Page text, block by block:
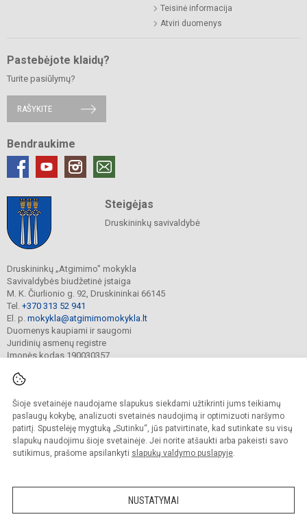
Šioje svetainėje naudojame slapukus siekdami užtikrinti jums teikiamų
paslaugų kokybę, analizuoti svetainės naudojimą ir optimizuoti naršymo
patirtį. Spustelėję mygtuką „Sutinku“, jūs patvirtinate, kad sutinkate su visų
slapukų naudojimu šioje svetainėje. Jei norite atšaukti arba pakeisti savo
sutikimus, prašome apsilankyti slapukų valdymo puslapyje.
NUSTATYMAI
Teisinė informacija
Atviri duomenys
Pastebėjote klaidų?
Turite pasiūlymų?
RAŠYKITE
Bendraukime
Steigėjas
Druskininkų savivaldybė
Druskininkų „Atgimimo" mokykla
Savivaldybės biudžetinė įstaiga
M. K. Čiurlionio g. 92, Druskininkai 66145
Tel. +370 313 52 941
El. p. mokykla@atgimimomokykla.lt
Duomenys kaupiami ir saugomi
Juridinių asmenų registre
Įmonės kodas 190030357
© 2026. Druskininkų Atgimimo mokykla. Visos teisės saugomos.
Kopijuoti turinį be raštiško įstaigos administracijos sutikimo griežtai draudžiama.
Prieinamumo paraiška Slapukų valdymas
Sumanus būdas atnaujinti